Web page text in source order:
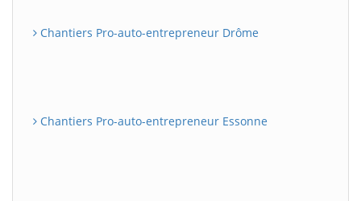
Chantiers Pro-auto-entrepreneur Drôme
Chantiers Pro-auto-entrepreneur Essonne